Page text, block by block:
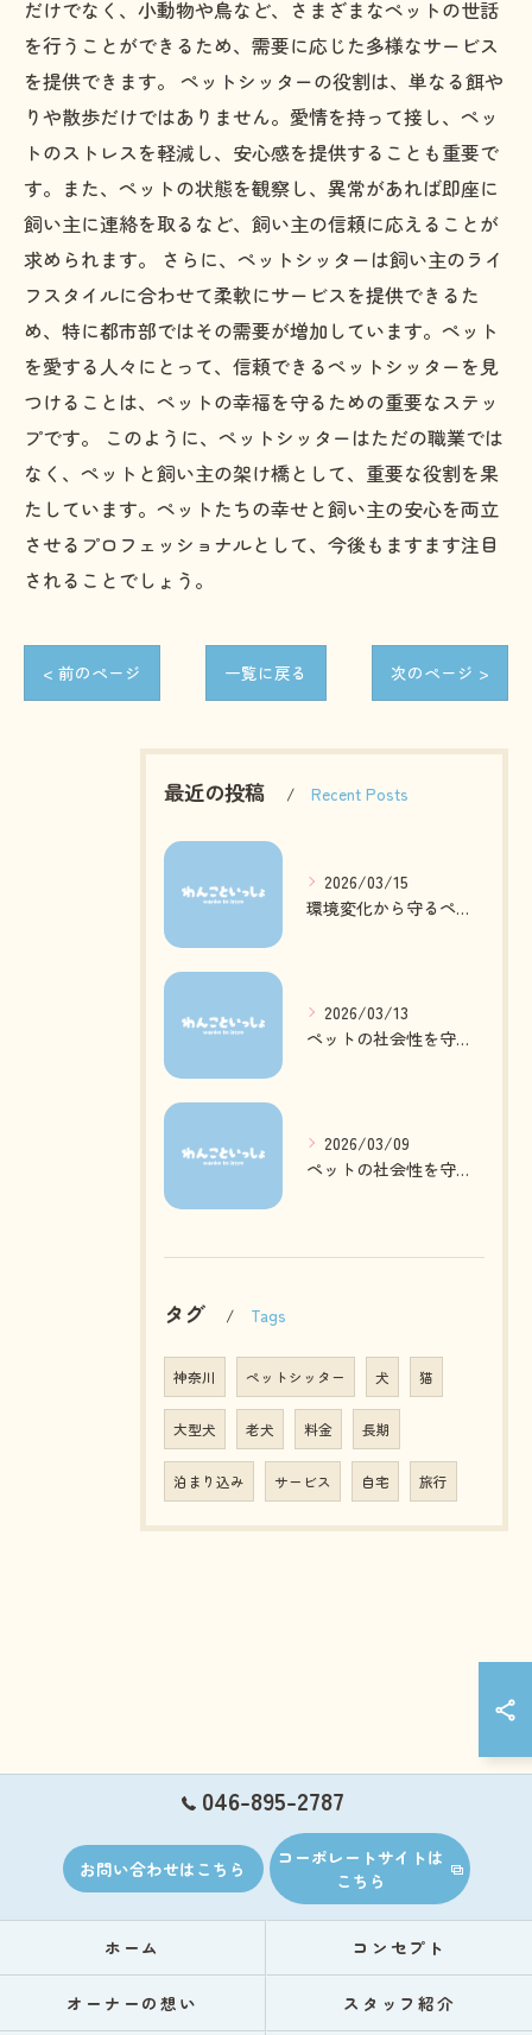
だけでなく、小動物や鳥など、さまざまなペットの世話
を行うことができるため、需要に応じた多様なサービス
を提供できます。 ペットシッターの役割は、単なる餌や
りや散歩だけではありません。愛情を持って接し、ペッ
トのストレスを軽減し、安心感を提供することも重要で
す。また、ペットの状態を観察し、異常があれば即座に
飼い主に連絡を取るなど、飼い主の信頼に応えることが
求められます。 さらに、ペットシッターは飼い主のライ
フスタイルに合わせて柔軟にサービスを提供できるた
め、特に都市部ではその需要が増加しています。ペット
を愛する人々にとって、信頼できるペットシッターを見
つけることは、ペットの幸福を守るための重要なステッ
プです。 このように、ペットシッターはただの職業では
なく、ペットと飼い主の架け橋として、重要な役割を果
たしています。ペットたちの幸せと飼い主の安心を両立
させるプロフェッショナルとして、今後もますます注目
されることでしょう。
< 前のページ 一覧に戻る 次のページ >
最近の投稿 Recent Posts
2026/03/15
環境変化から守るペットの心身ケア方法
2026/03/13
ペットの社会性を守る日常ケアとは
2026/03/09
ペットの社会性を守る質の高いお預かりとは
タグ Tags
神奈川 ペットシッター 犬 猫
大型犬 老犬 料金 長期
泊まり込み サービス 自宅 旅行
046-895-2787
お問い合わせはこちら
コーポレートサイトは
こちら
ホーム コンセプト
オーナーの想い スタッフ紹介